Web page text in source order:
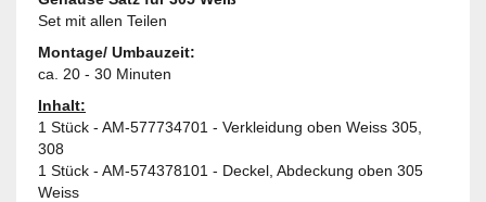
Set mit allen Teilen
Montage/ Umbauzeit:
ca. 20 - 30 Minuten
Inhalt:
1 Stück - AM-577734701 - Verkleidung oben Weiss 305,
308
1 Stück - AM-574378101 - Deckel, Abdeckung oben 305
Weiss